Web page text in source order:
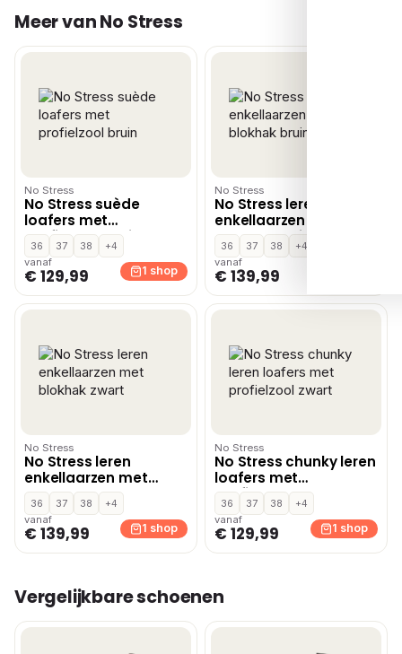
Meer van No Stress
No Stress
No Stress suède
loafers met
profielzool bruin
36 37 38
+4
vanaf
€ 129,99 1 shop
No Stress
No Stress leren
enkellaarzen met
blokhak bruin
36 37 38
+4
vanaf
€ 139,99
No Stress
No Stress leren
enkellaarzen met
blokhak zwart
36 37 38
+4
vanaf
€ 139,99 1 shop
No Stress
No Stress chunky leren
loafers met
profielzool zwart
36 37 38
+4
vanaf
€ 129,99 1 shop
Vergelijkbare schoenen